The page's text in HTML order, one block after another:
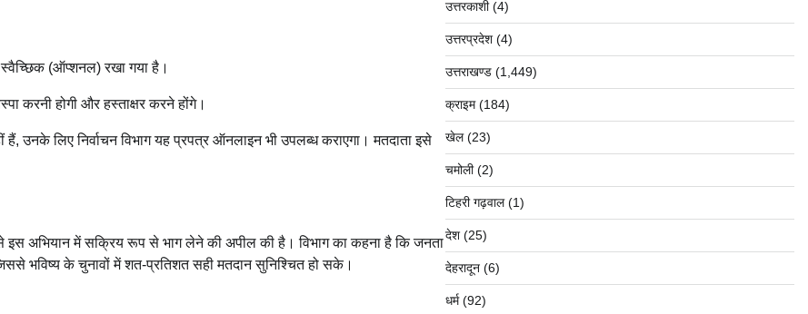
(ऑप्शनल) रखा गया है।
करनी होगी और हस्ताक्षर करने होंगे।
उनके लिए निर्वाचन विभाग यह प्रपत्र ऑनलाइन भी उपलब्ध कराएगा। मतदाता इसे
इस अभियान में सक्रिय रूप से भाग लेने की अपील की है। विभाग का कहना है कि जनता
भविष्य के चुनावों में शत-प्रतिशत सही मतदान सुनिश्चित हो सके।
उत्तरकाशी(4)
उत्तरप्रदेश(4)
उत्तराखण्ड(1,449)
क्राइम(184)
खेल(23)
चमोली(2)
टिहरी गढ़वाल(1)
देश(25)
देहरादून(6)
धर्म(92)